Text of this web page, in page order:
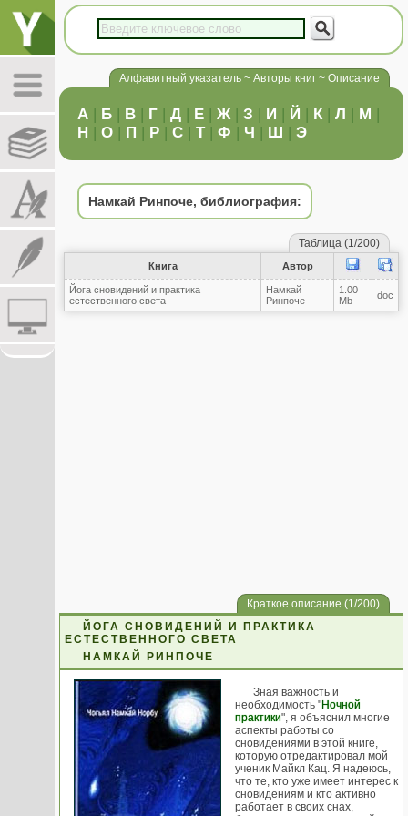
Алфавитный указатель ~ Авторы книг ~ Описание
А | Б | В | Г | Д | Е | Ж| З | И | Й | К | Л | М |
Н | О | П | Р | С | Т| Ф | Ч | Ш | Э
Намкай Ринпоче, библиография:
Таблица (1/200)
Книга Автор
Йога сновидений и практика
естественного света
Намкай
Ринпоче
1.00
Mb
doc
Краткое описание (1/200)
ЙОГА СНОВИДЕНИЙ И ПРАКТИКА
ЕСТЕСТВЕННОГО СВЕТА
НАМКАЙ РИНПОЧЕ
Зная важность и
необходимость "Ночной
практики", я объяснил многие
аспекты работы со
сновидениями в этой книге,
которую отредактировал мой
ученик Майкл Кац. Я надеюсь,
что те, кто уже имеет интерес к
сновидениям и кто активно
работает в своих снах,